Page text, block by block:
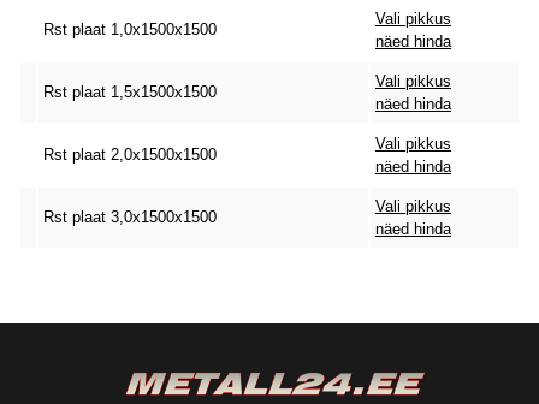
Rst plaat 1,0x1500x1500
Vali pikkus
näed hinda
Rst plaat 1,5x1500x1500
Vali pikkus
näed hinda
Rst plaat 2,0x1500x1500
Vali pikkus
näed hinda
Rst plaat 3,0x1500x1500
Vali pikkus
näed hinda